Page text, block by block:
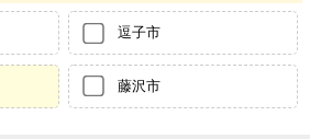
逗子市
藤沢市